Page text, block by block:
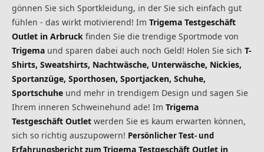
gönnen Sie sich Sportkleidung, in der Sie sich einfach gut
fühlen - das wirkt motivierend! Im Trigema Testgeschäft
Outlet in Arbruck finden Sie die trendige Sportmode von
Trigema und sparen dabei auch noch Geld! Holen Sie sich T-
Shirts, Sweatshirts, Nachtwäsche, Unterwäsche, Nickies,
Sportanzüge, Sporthosen, Sportjacken, Schuhe,
Sportschuhe und mehr in trendigem Design und sagen Sie
Ihrem inneren Schweinehund ade! Im Trigema
Testgeschäft Outlet werden Sie es kaum erwarten können,
sich so richtig auszupowern! Persönlicher Test- und
Erfahrungsbericht zum Trigema Testgeschäft Outlet in